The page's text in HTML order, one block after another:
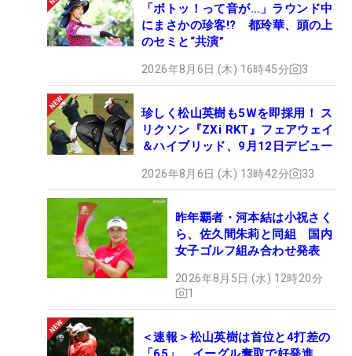
「ボトッ！って音が…」ラウンド中
にまさかの珍客!? 都玲華、頭の上
のセミと“共演”
2026年8月6日 (木) 16時45分 3
珍しく松山英樹も5Wを即採用！ ス
リクソン『ZXi RKT』フェアウェイ
＆ハイブリッド、9月12日デビュー
2026年8月6日 (木) 13時42分 33
昨年覇者・河本結は小祝さく
ら、佐久間朱莉と同組 国内
女子ゴルフ組み合わせ発表
2026年8月5日 (水) 12時20分
1
＜速報＞松山英樹は首位と4打差の